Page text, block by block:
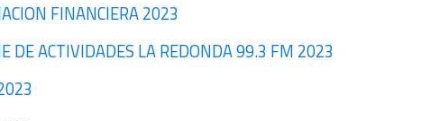
FINANCIERA 2023
DE ACTIVIDADES LA REDONDA 99.3 FM 2023